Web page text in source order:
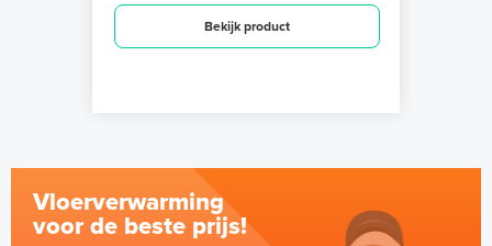
Bekijk product
Vloerverwarming
voor de beste prijs!